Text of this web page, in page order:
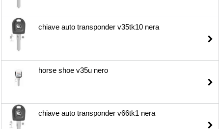
chiave auto transponder v35tk10 nera
horse shoe v35u nero
chiave auto transponder v66tk1 nera